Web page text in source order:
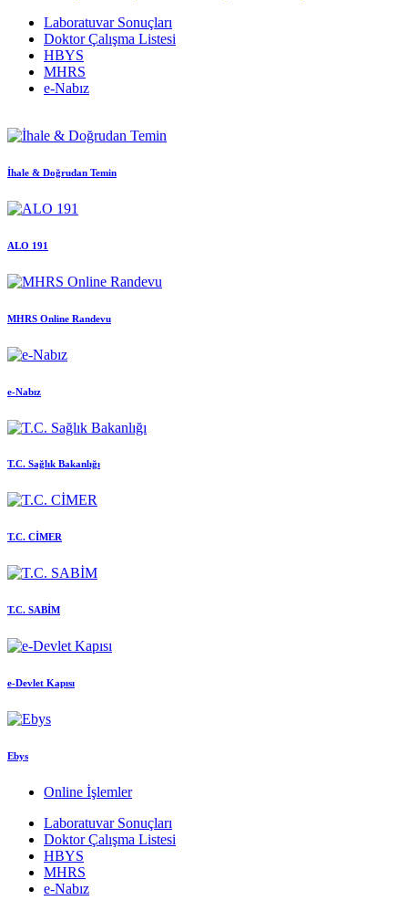
Laboratuvar Sonuçları
Doktor Çalışma Listesi
HBYS
MHRS
e-Nabız
İhale & Doğrudan Temin
ALO 191
MHRS Online Randevu
e-Nabız
T.C. Sağlık Bakanlığı
T.C. CİMER
T.C. SABİM
e-Devlet Kapısı
Ebys
Online İşlemler
Laboratuvar Sonuçları
Doktor Çalışma Listesi
HBYS
MHRS
e-Nabız